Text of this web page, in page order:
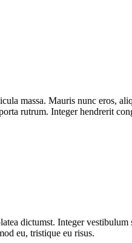
massa. Mauris nunc eros,
rutrum. Integer hendrerit
dictumst. Integer
eu, tristique eu risus.